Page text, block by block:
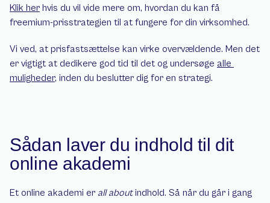
Klik her hvis du vil vide mere om, hvordan du kan få
freemium-prisstrategien til at fungere for din virksomhed.
Vi ved, at prisfastsættelse kan virke overvældende. Men det
er vigtigt at dedikere god tid til det og undersøge alle
muligheder, inden du beslutter dig for en strategi.
Sådan laver du indhold til dit
online akademi
Et online akademi er all about indhold. Så når du går i gang